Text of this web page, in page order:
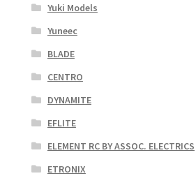
Yuki Models
Yuneec
BLADE
CENTRO
DYNAMITE
EFLITE
ELEMENT RC BY ASSOC. ELECTRICS
ETRONIX